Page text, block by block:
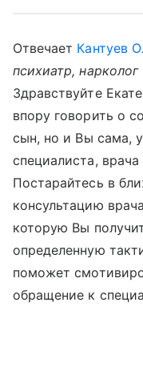
Отвечает Кантуев
психиатр, нарколог
Здравствуйте
впору говорить о
сын, но и Вы сама,
специалиста,
Постарайтесь в
консультацию
которую Вы
определенную
поможет
обращение к